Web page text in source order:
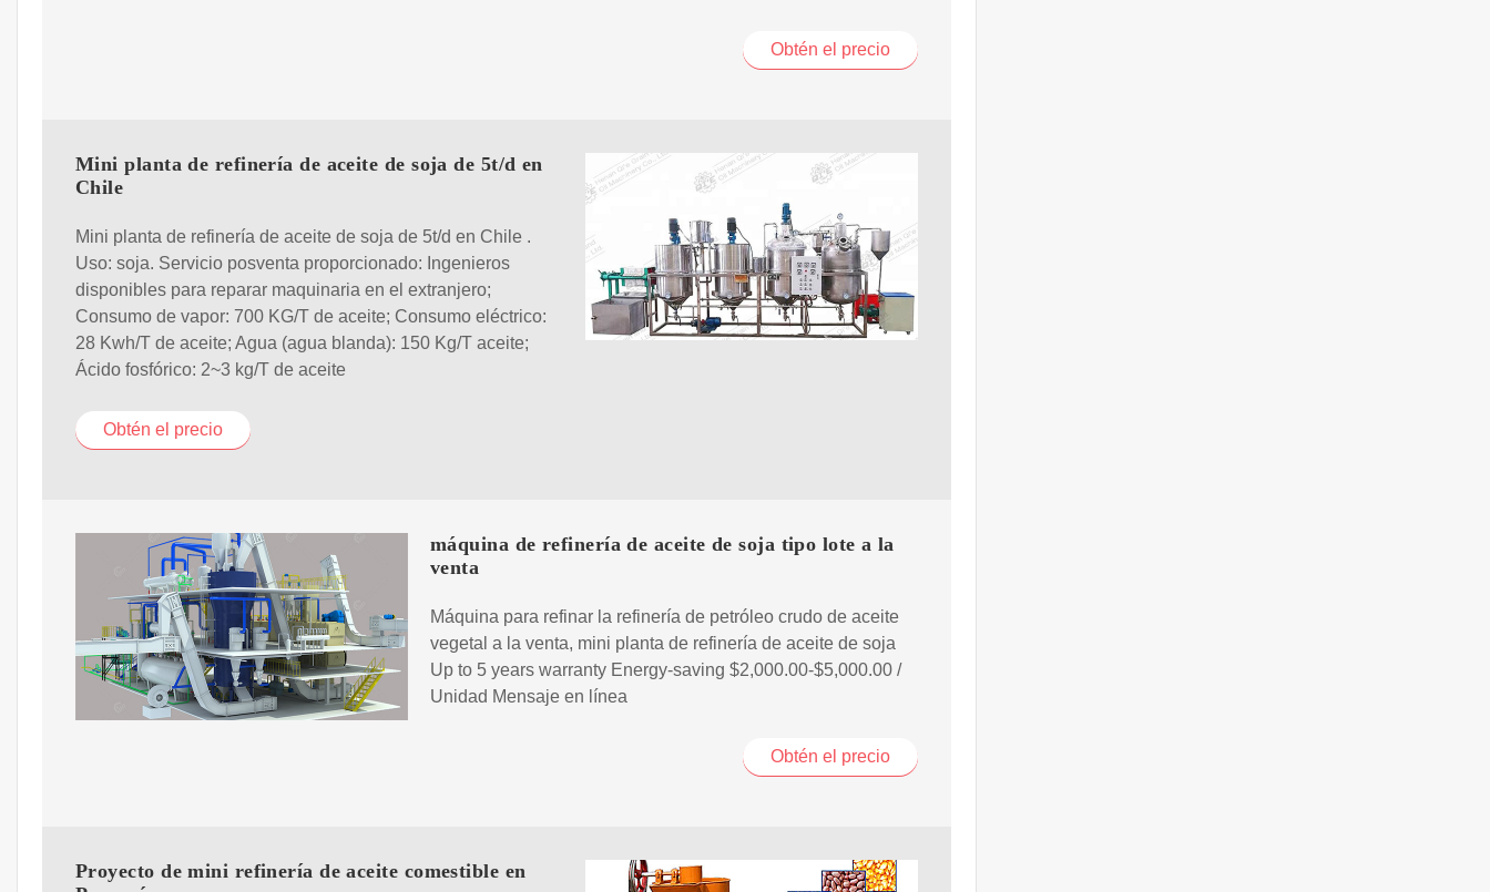
Obtén el precio
Mini planta de refinería de aceite de soja de 5t/d en
Chile
Mini planta de refinería de aceite de soja de 5t/d en Chile .
Uso: soja. Servicio posventa proporcionado: Ingenieros
disponibles para reparar maquinaria en el extranjero;
Consumo de vapor: 700 KG/T de aceite; Consumo eléctrico:
28 Kwh/T de aceite; Agua (agua blanda): 150 Kg/T aceite;
Ácido fosfórico: 2~3 kg/T de aceite
Obtén el precio
máquina de refinería de aceite de soja tipo lote a la
venta
Máquina para refinar la refinería de petróleo crudo de aceite
vegetal a la venta, mini planta de refinería de aceite de soja
Up to 5 years warranty Energy-saving $2,000.00-$5,000.00 /
Unidad Mensaje en línea
Obtén el precio
Proyecto de mini refinería de aceite comestible en